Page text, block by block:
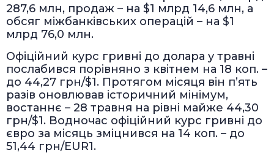
287,6 млн, продаж – на $1 млрд 14,6 млн, а
обсяг міжбанківських операцій – на $1
млрд 76,0 млн.
Офіційний курс гривні до долара у травні
послабився порівняно з квітнем на 18 коп. –
до 44,27 грн/$1. Протягом місяця він п’ять
разів оновлював історичний мінімум,
востаннє – 28 травня на рівні майже 44,30
грн/$1. Водночас офіційний курс гривні до
євро за місяць зміцнився на 14 коп. – до
51,44 грн/EUR1.